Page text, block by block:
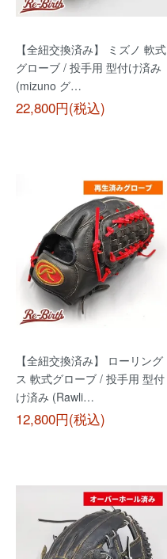
【全紐交換済み】 ミズノ 軟式
グローブ / 投手用 型付け済み
(mizuno グ…
22,800円(税込)
【全紐交換済み】 ローリング
ス 軟式グローブ / 投手用 型付
け済み (Rawli…
12,800円(税込)